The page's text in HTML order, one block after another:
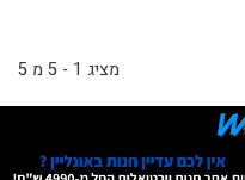
מציג 1 - 5 מ 5